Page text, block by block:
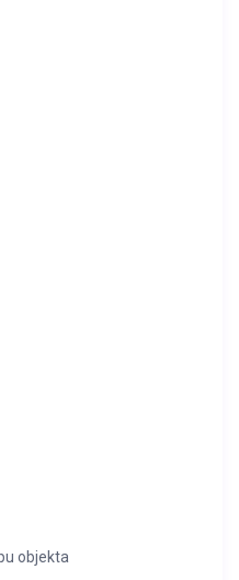
objekta